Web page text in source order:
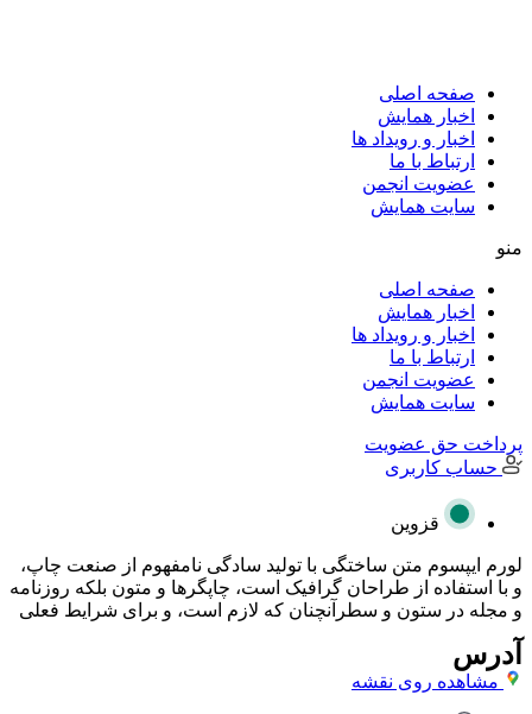
صفحه اصلی
اخبار همایش
اخبار و رویداد ها
ارتباط با ما
عضویت انجمن
سایت همایش
منو
صفحه اصلی
اخبار همایش
اخبار و رویداد ها
ارتباط با ما
عضویت انجمن
سایت همایش
پرداخت حق عضویت
حساب کاربری
قزوین
لورم ایپسوم متن ساختگی با تولید سادگی نامفهوم از صنعت چاپ،
و با استفاده از طراحان گرافیک است، چاپگرها و متون بلکه روزنامه
و مجله در ستون و سطرآنچنان که لازم است، و برای شرایط فعلی
آدرس
مشاهده روی نقشه